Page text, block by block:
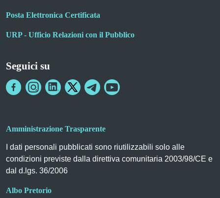
Posta Elettronica Certificata
URP - Ufficio Relazioni con il Pubblico
Seguici su
Amministrazione Trasparente
I dati personali pubblicati sono riutilizzabili solo alle
condizioni previste dalla direttiva comunitaria 2003/98/CE e
dal d.lgs. 36/2006
Albo Pretorio